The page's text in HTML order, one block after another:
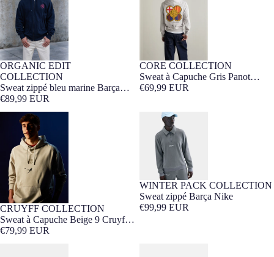
Barça Exclusif
ORGANIC EDIT
COLLECTION
Sweat zippé bleu marine Barça
Organic Goals
€89,99 EUR
Barça Exclusif
CORE COLLECTION
Sweat à Capuche Gris Panot
Barça
€69,99 EUR
Sweat à Capuche Beige 9 Cruyff
Barça
Barça Exclusif
CRUYFF COLLECTION
Sweat à Capuche Beige 9 Cruyff
Barça
€79,99 EUR
Sweat zippé Barça Nike
WINTER PACK COLLECTION
Sweat zippé Barça Nike
€99,99 EUR